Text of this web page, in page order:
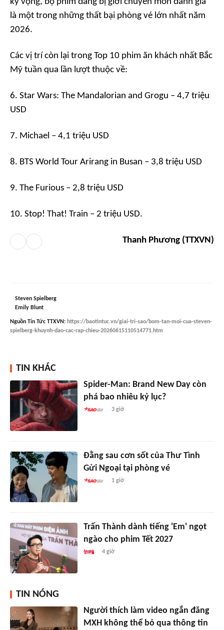
là một trong những thất bại phòng vé lớn nhất năm
2026.
Các vị trí còn lại trong Top 10 phim ăn khách nhất Bắc
Mỹ tuần qua lần lượt thuộc về:
6. Star Wars: The Mandalorian and Grogu – 4,7 triệu
USD
7. Michael – 4,1 triệu USD
8. BTS World Tour Arirang in Busan – 3,8 triệu USD
9. The Furious – 2,8 triệu USD
10. Stop! That! Train – 2 triệu USD.
Thanh Phương (TTXVN)
Steven Spielberg
Emily Blunt
Nguồn Tin Tức TTXVN: https://baotintuc.vn/giai-tri-sao/bom-tan-moi-cua-steven-
spielberg-khuynh-dao-cac-rap-chieu-20260615110514771.htm
TIN KHÁC
Spider-Man: Brand New Day còn
phá bao nhiêu kỷ lục?
3 giờ
Đằng sau cơn sốt của Thư Tình
Gửi Ngoại tại phòng vé
1 giờ
Trấn Thành dành tiếng 'Em' ngọt
ngào cho phim Tết 2027
4 giờ
TIN NÓNG
Người thích làm video ngắn đăng
MXH không thể bỏ qua thông tin